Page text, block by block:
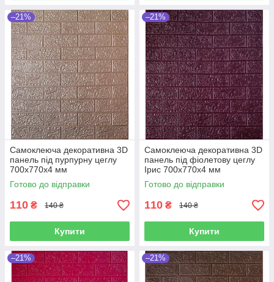
–21%
Самоклеюча декоративна 3D
панель під пурпурну цеглу
700x770x4 мм
Готово до відправки
110 ₴ 140 ₴
Купити
–21%
Самоклеюча декоративна 3D
панель під фіолетову цеглу
Ірис 700x770x4 мм
Готово до відправки
110 ₴ 140 ₴
Купити
–21% –21%